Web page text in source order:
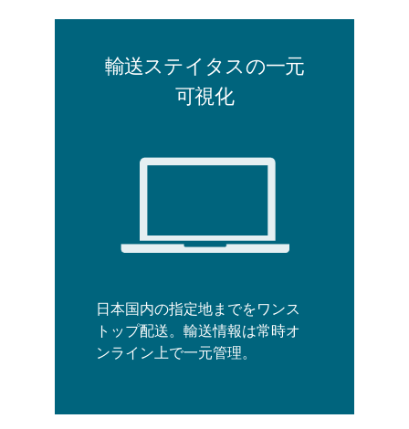
輸送ステイタスの一元
可視化
日本国内の指定地までをワンス
トップ配送。輸送情報は常時オ
ンライン上で一元管理。